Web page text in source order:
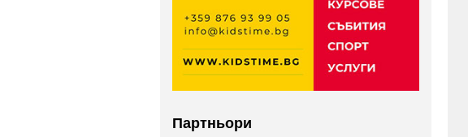
Партньори